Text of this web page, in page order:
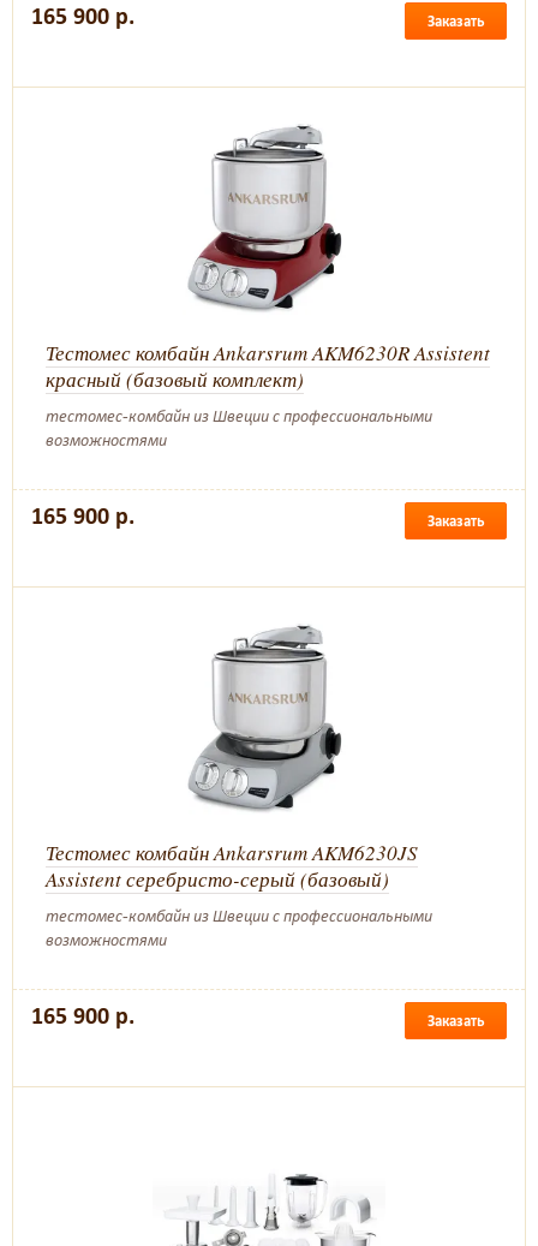
165 900 р. Заказать
Тестомес комбайн Ankarsrum AKM6230R Assistent
красный (базовый комплект)
тестомес-комбайн из Швеции с профессиональными
возможностями
165 900 р. Заказать
Тестомес комбайн Ankarsrum AKM6230JS
Assistent серебристо-серый (базовый)
тестомес-комбайн из Швеции с профессиональными
возможностями
165 900 р. Заказать